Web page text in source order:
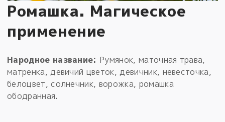
Ромашка. Магическое
применение
Народное название: Румянок, маточная трава,
матренка, девичий цветок, девичник, невесточка,
белоцвет, солнечник, ворожка, ромашка
ободранная.